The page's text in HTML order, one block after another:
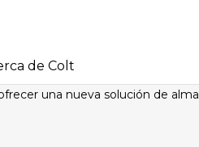
de Colt
una nueva solución de